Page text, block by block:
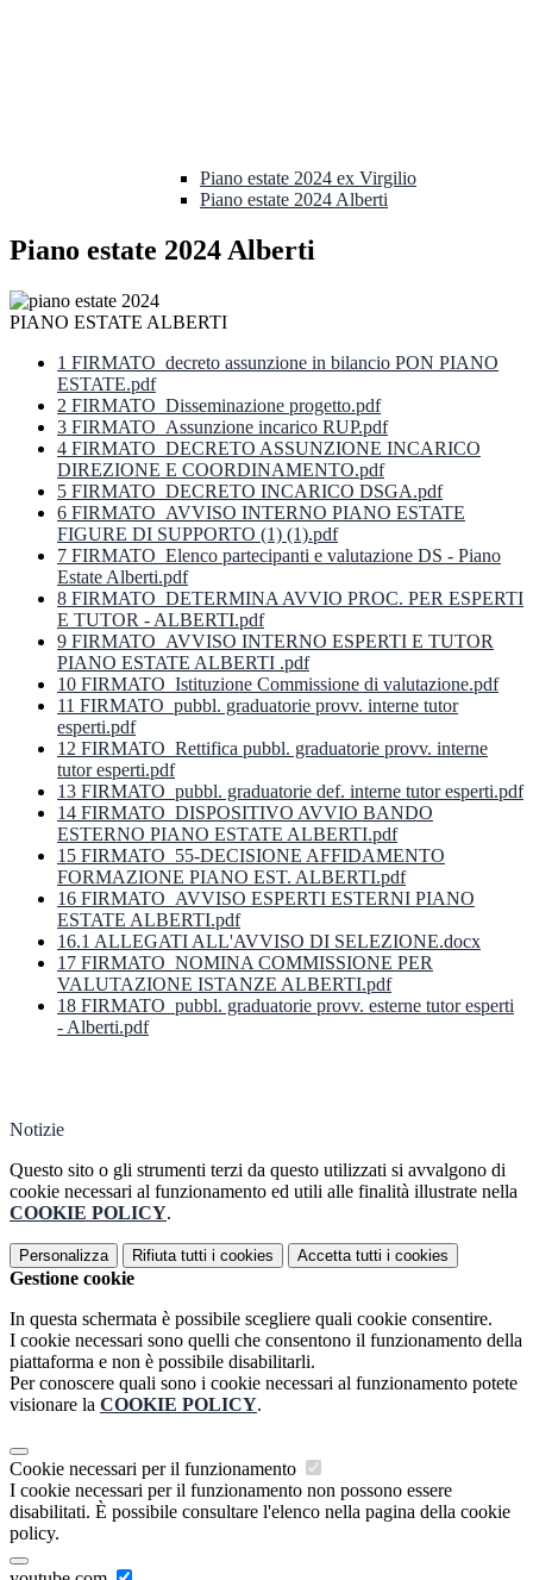
Piano estate 2024 ex Virgilio
Piano estate 2024 Alberti
Piano estate 2024 Alberti
PIANO ESTATE ALBERTI
1 FIRMATO_decreto assunzione in bilancio PON PIANO
ESTATE.pdf
2 FIRMATO_Disseminazione progetto.pdf
3 FIRMATO_Assunzione incarico RUP.pdf
4 FIRMATO_DECRETO ASSUNZIONE INCARICO
DIREZIONE E COORDINAMENTO.pdf
5 FIRMATO_DECRETO INCARICO DSGA.pdf
6 FIRMATO_AVVISO INTERNO PIANO ESTATE
FIGURE DI SUPPORTO (1) (1).pdf
7 FIRMATO_Elenco partecipanti e valutazione DS - Piano
Estate Alberti.pdf
8 FIRMATO_DETERMINA AVVIO PROC. PER ESPERTI
E TUTOR - ALBERTI.pdf
9 FIRMATO_AVVISO INTERNO ESPERTI E TUTOR
PIANO ESTATE ALBERTI .pdf
10 FIRMATO_Istituzione Commissione di valutazione.pdf
11 FIRMATO_pubbl. graduatorie provv. interne tutor
esperti.pdf
12 FIRMATO_Rettifica pubbl. graduatorie provv. interne
tutor esperti.pdf
13 FIRMATO_pubbl. graduatorie def. interne tutor esperti.pdf
14 FIRMATO_DISPOSITIVO AVVIO BANDO
ESTERNO PIANO ESTATE ALBERTI.pdf
15 FIRMATO_55-DECISIONE AFFIDAMENTO
FORMAZIONE PIANO EST. ALBERTI.pdf
16 FIRMATO_AVVISO ESPERTI ESTERNI PIANO
ESTATE ALBERTI.pdf
16.1 ALLEGATI ALL'AVVISO DI SELEZIONE.docx
17 FIRMATO_NOMINA COMMISSIONE PER
VALUTAZIONE ISTANZE ALBERTI.pdf
18 FIRMATO_pubbl. graduatorie provv. esterne tutor esperti
- Alberti.pdf
Notizie
Questo sito o gli strumenti terzi da questo utilizzati si avvalgono di
cookie necessari al funzionamento ed utili alle finalità illustrate nella
COOKIE POLICY.
Personalizza Rifiuta tutti i cookies Accetta tutti i cookies
Gestione cookie
In questa schermata è possibile scegliere quali cookie consentire.
I cookie necessari sono quelli che consentono il funzionamento della
piattaforma e non è possibile disabilitarli.
Per conoscere quali sono i cookie necessari al funzionamento potete
visionare la COOKIE POLICY.
Cookie necessari per il funzionamento
I cookie necessari per il funzionamento non possono essere
disabilitati. È possibile consultare l'elenco nella pagina della cookie
policy.